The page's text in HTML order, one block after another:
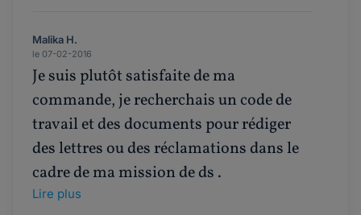
Malika H.
le 07-02-2016
Je suis plutôt satisfaite de ma
commande, je recherchais un code de
travail et des documents pour rédiger
des lettres ou des réclamations dans le
cadre de ma mission de ds .
Lire plus